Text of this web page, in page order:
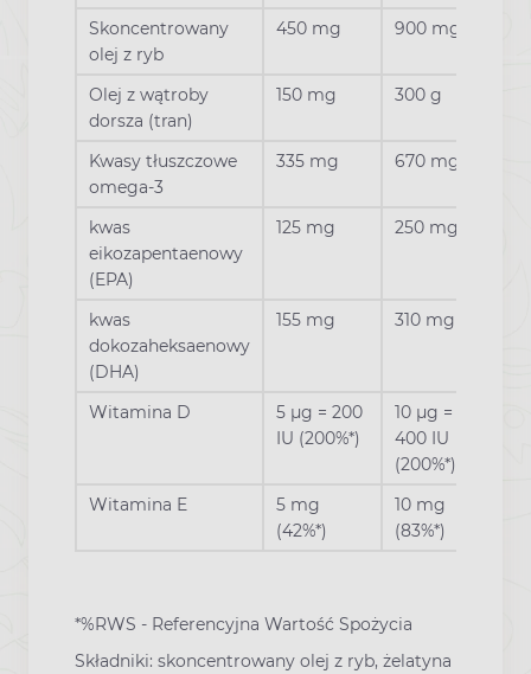
Skoncentrowany
olej z ryb
450 mg 900 mg
Olej z wątroby
dorsza (tran)
150 mg 300 g
Kwasy tłuszczowe
omega-3
335 mg 670 mg
kwas
eikozapentaenowy
(EPA)
125 mg 250 mg
kwas
dokozaheksaenowy
(DHA)
155 mg 310 mg
Witamina D
5 µg = 200
IU (200%*)
10 µg =
400 IU
(200%*)
Witamina E
5 mg
(42%*)
10 mg
(83%*)
*%RWS - Referencyjna Wartość Spożycia
Składniki: skoncentrowany olej z ryb, żelatyna